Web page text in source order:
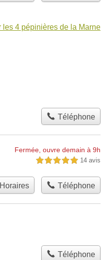
les 4 pépinières de la Marne
Téléphone
Fermée, ouvre demain à 9h
5,0 étoiles sur 5 14 avis
Horaires Téléphone
Téléphone